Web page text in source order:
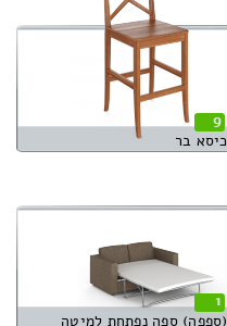
9
כיסא בר
1
(ספפה) ספה נפתחת למיטה